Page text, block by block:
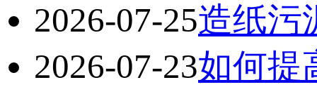
2026-07-25造纸污
2026-07-23如何提